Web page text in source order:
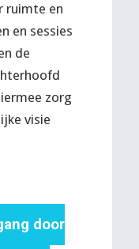
ruimte en
en sessies
de
zorg
visie
door